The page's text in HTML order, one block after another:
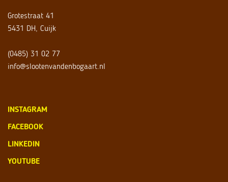
Grotestraat 41
5431 DH, Cuijk
(0485) 31 02 77
info@slootenvandenbogaart.nl
INSTAGRAM
FACEBOOK
LINKEDIN
YOUTUBE